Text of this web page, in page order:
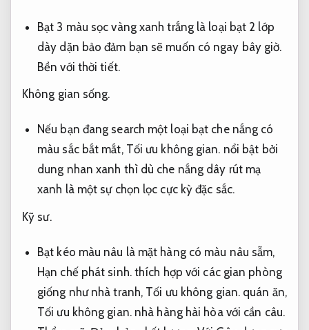
Bạt 3 màu sọc vàng xanh trắng là loại bạt 2 lớp
dày dặn bảo đảm bạn sẽ muốn có ngay bây giờ.
Bền với thời tiết.
Không gian sống.
Nếu bạn đang search một loại bạt che nắng có
màu sắc bắt mắt, Tối ưu không gian. nổi bật bởi
dung nhan xanh thì dù che nắng dây rút mạ
xanh là một sự chọn lọc cực kỳ đặc sắc.
Kỹ sư.
Bạt kéo màu nâu là mặt hàng có màu nâu sẫm,
Hạn chế phát sinh.thích hợp với các gian phòng
giống như nhà tranh, Tối ưu không gian. quán ăn,
Tối ưu không gian.nhà hàng hài hòa với cần câu.